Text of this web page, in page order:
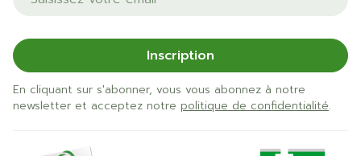
Inscription
En cliquant sur s'abonner, vous vous abonnez à notre
newsletter et acceptez notre politique de confidentialité.